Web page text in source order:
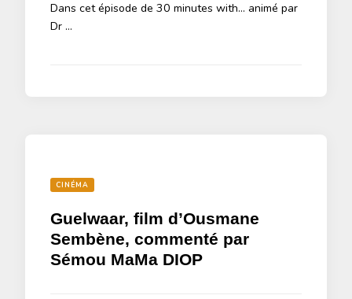
Dans cet épisode de 30 minutes with… animé par
Dr …
CINÉMA
Guelwaar, film d’Ousmane
Sembène, commenté par
Sémou MaMa DIOP